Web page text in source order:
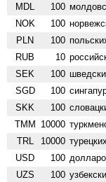
MDL 100
NOK 100
PLN 100
RUB 10
SEK 100
SGD 100
SKK 100
TMM 10000
TRL 10000
USD 100
UZS 100